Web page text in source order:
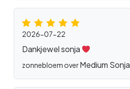
2026-07-22
Dankjewel sonja
zonnebloem overMedium Sonja